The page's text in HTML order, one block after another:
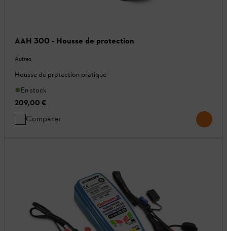
AAH 300 - Housse de protection
Autres
Housse de protection pratique
En stock
209,00 €
Comparer